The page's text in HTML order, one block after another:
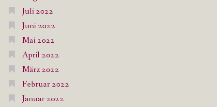
Juli 2022
Juni 2022
Mai 2022
April 2022
März 2022
Februar 2022
Januar 2022